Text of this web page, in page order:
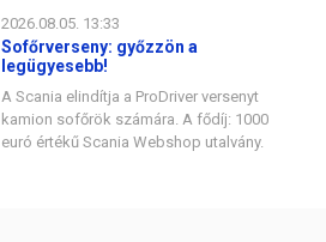
2026.08.05. 13:33
Sofőrverseny: győzzön a
legügyesebb!
A Scania elindítja a ProDriver versenyt
kamion sofőrök számára. A fődíj: 1000
euró értékű Scania Webshop utalvány.